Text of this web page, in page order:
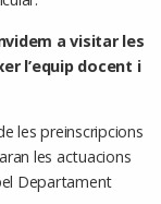
a visitar les
l’equip docent i
les preinscripcions
les actuacions
Departament